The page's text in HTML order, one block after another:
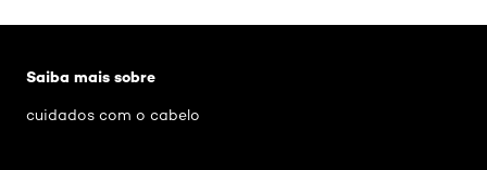
Saiba mais sobre
cuidados com o cabelo